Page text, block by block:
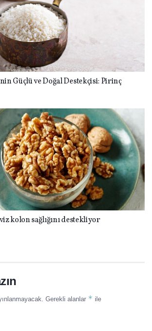
Güçlü ve Doğal Destekçisi: Pirinç
kolon sağlığını destekliyor
Gerekli alanlar * ile